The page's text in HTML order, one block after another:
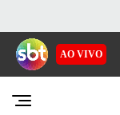
AO VIVO
EMISSORAS